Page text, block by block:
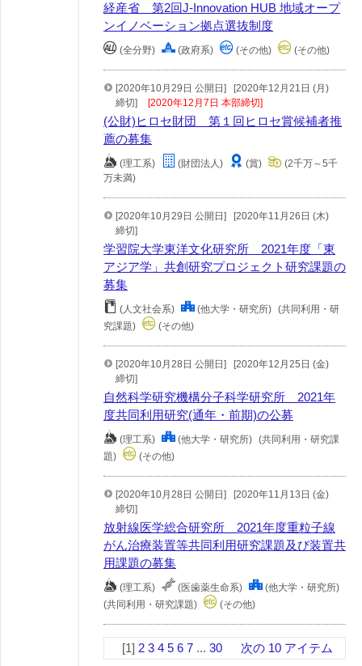
経産省 第2回J-Innovation HUB 地域オープ
ンイノベーション拠点選抜制度
(全分野) (政府系) (その他) (その他)
[2020年10月29日 公開日]
[2020年12月21日 (月)
締切]
[2020年12月7日 本部締切]
(公財)ヒロセ財団 第１回ヒロセ賞候補者推
薦の募集
(理工系) (財団法人) (賞)
(2千万～5千
万未満)
[2020年10月29日 公開日]
[2020年11月26日 (木)
締切]
学習院大学東洋文化研究所 2021年度「東
アジア学」共創研究プロジェクト研究課題の
募集
(人文社会系) (他大学・研究所) (共同利用・研
究課題)
(その他)
[2020年10月28日 公開日]
[2020年12月25日 (金)
締切]
自然科学研究機構分子科学研究所 2021年
度共同利用研究(通年・前期)の公募
(理工系) (他大学・研究所) (共同利用・研究課
題)
(その他)
[2020年10月28日 公開日]
[2020年11月13日 (金)
締切]
放射線医学総合研究所 2021年度重粒子線
がん治療装置等共同利用研究課題及び装置共
用課題の募集
(理工系) (医歯薬生命系)
(他大学・研究所)
(共同利用・研究課題)
(その他)
次の 10 アイテム
[1] 2 3 4 5 6 7 ...30